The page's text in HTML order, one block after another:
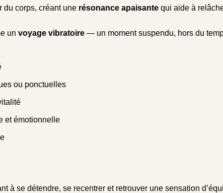
du corps, créant une résonance apaisante qui aide à
un voyage vibratoire — un moment suspendu, hors du
ou ponctuelles
et émotionnelle
à se détendre, se recentrer et retrouver une sensation